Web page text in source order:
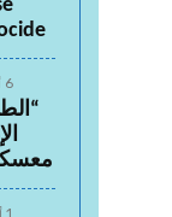
6 أغسطس، 2026